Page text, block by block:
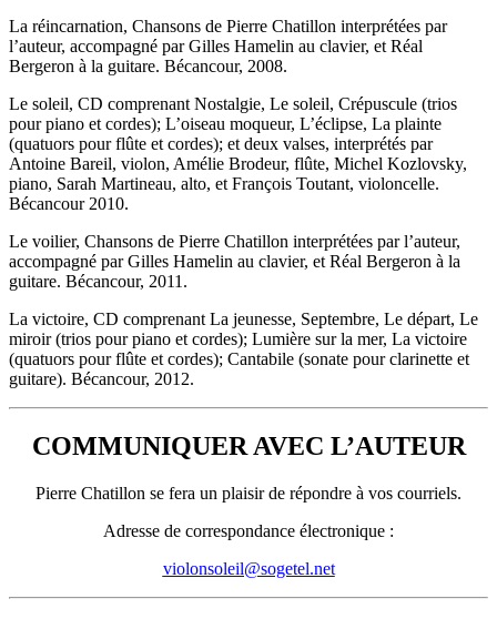
La réincarnation, Chansons de Pierre Chatillon interprétées par
l’auteur, accompagné par Gilles Hamelin au clavier, et Réal
Bergeron à la guitare. Bécancour, 2008.
Le soleil, CD comprenant Nostalgie, Le soleil, Crépuscule (trios
pour piano et cordes); L’oiseau moqueur, L’éclipse, La plainte
(quatuors pour flûte et cordes); et deux valses, interprétés par
Antoine Bareil, violon, Amélie Brodeur, flûte, Michel Kozlovsky,
piano, Sarah Martineau, alto, et François Toutant, violoncelle.
Bécancour 2010.
Le voilier, Chansons de Pierre Chatillon interprétées par l’auteur,
accompagné par Gilles Hamelin au clavier, et Réal Bergeron à la
guitare. Bécancour, 2011.
La victoire, CD comprenant La jeunesse, Septembre, Le départ, Le
miroir (trios pour piano et cordes); Lumière sur la mer, La victoire
(quatuors pour flûte et cordes); Cantabile (sonate pour clarinette et
guitare). Bécancour, 2012.
COMMUNIQUER AVEC L’AUTEUR
Pierre Chatillon se fera un plaisir de répondre à vos courriels.
Adresse de correspondance électronique :
violonsoleil@sogetel.net